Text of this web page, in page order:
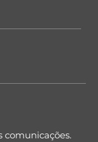
comunicações.